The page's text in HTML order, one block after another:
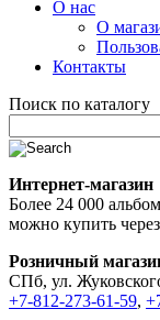
О нас
О
Контакты
Поиск по каталогу
Интернет-магазин
Более 24 000
можно купить
Розничный
СПб, ул.
+7-812-273-61-59,